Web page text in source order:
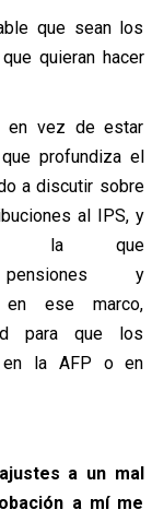
que sean los
quieran hacer
en vez de estar
profundiza el
a discutir sobre
al IPS, y
la que
y
ese marco,
para que los
en la AFP o en
a un mal
a mí me